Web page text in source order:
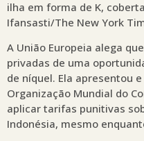
ilha em forma de K,
Ifansasti/The New York
A União Europeia alega
privadas de uma
de níquel. Ela apresentou
Organização Mundial do
aplicar tarifas punitivas
Indonésia, mesmo